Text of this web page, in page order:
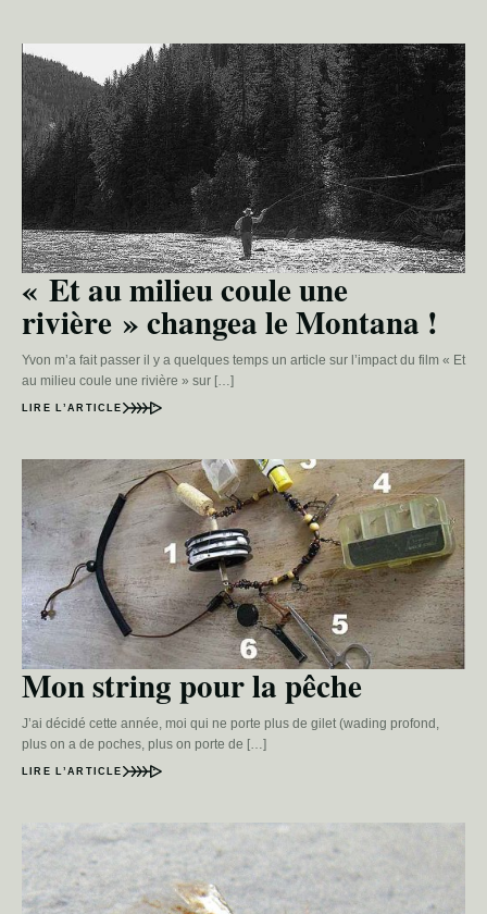
« Et au milieu coule une
rivière » changea le Montana !
Yvon m’a fait passer il y a quelques temps un article sur l’impact du film « Et
au milieu coule une rivière » sur […]
LIRE L’ARTICLE
Mon string pour la pêche
J’ai décidé cette année, moi qui ne porte plus de gilet (wading profond,
plus on a de poches, plus on porte de […]
LIRE L’ARTICLE